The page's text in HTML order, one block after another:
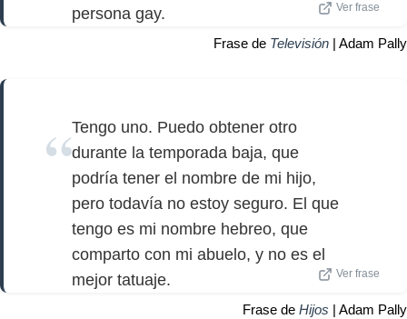
persona gay.
Ver frase
Frase de Televisión | Adam Pally
Tengo uno. Puedo obtener otro
durante la temporada baja, que
podría tener el nombre de mi hijo,
pero todavía no estoy seguro. El que
tengo es mi nombre hebreo, que
comparto con mi abuelo, y no es el
mejor tatuaje.
Ver frase
Frase de Hijos | Adam Pally